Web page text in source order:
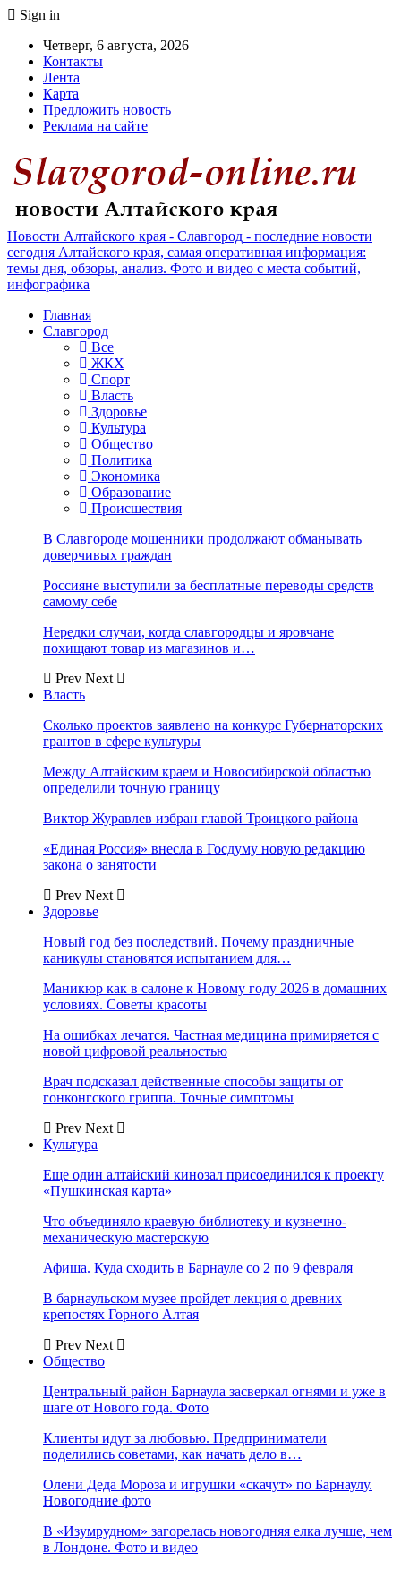
Sign in
Четверг, 6 августа, 2026
Контакты
Лента
Карта
Предложить новость
Реклама на сайте
Новости Алтайского края - Славгород - последние новости
сегодня Алтайского края, самая оперативная информация:
темы дня, обзоры, анализ. Фото и видео с места событий,
инфографика
Главная
Славгород
Все
ЖКХ
Спорт
Власть
Здоровье
Культура
Общество
Политика
Экономика
Образование
Происшествия
В Славгороде мошенники продолжают обманывать
доверчивых граждан
Россияне выступили за бесплатные переводы средств
самому себе
Нередки случаи, когда славгородцы и яровчане
похищают товар из магазинов и…
Prev Next
Власть
Сколько проектов заявлено на конкурс Губернаторских
грантов в сфере культуры
Между Алтайским краем и Новосибирской областью
определили точную границу
Виктор Журавлев избран главой Троицкого района
«Единая Россия» внесла в Госдуму новую редакцию
закона о занятости
Prev Next
Здоровье
Новый год без последствий. Почему праздничные
каникулы становятся испытанием для…
Маникюр как в салоне к Новому году 2026 в домашних
условиях. Советы красоты
На ошибках лечатся. Частная медицина примиряется с
новой цифровой реальностью
Врач подсказал действенные способы защиты от
гонконгского гриппа. Точные симптомы
Prev Next
Культура
Еще один алтайский кинозал присоединился к проекту
«Пушкинская карта»
Что объединяло краевую библиотеку и кузнечно-
механическую мастерскую
Афиша. Куда сходить в Барнауле со 2 по 9 февраля
В барнаульском музее пройдет лекция о древних
крепостях Горного Алтая
Prev Next
Общество
Центральный район Барнаула засверкал огнями и уже в
шаге от Нового года. Фото
Клиенты идут за любовью. Предприниматели
поделились советами, как начать дело в…
Олени Деда Мороза и игрушки «скачут» по Барнаулу.
Новогодние фото
В «Изумрудном» загорелась новогодняя елка лучше, чем
в Лондоне. Фото и видео